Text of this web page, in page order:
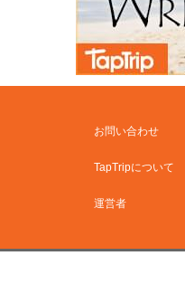
お問い合わせ
TapTripについて
運営者